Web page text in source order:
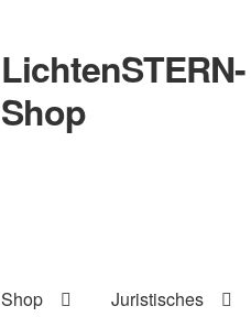
Zur
Navigation
springen
Zum
Inhalt
springen
LichtenSTERN-
Shop
Shop Juristisches